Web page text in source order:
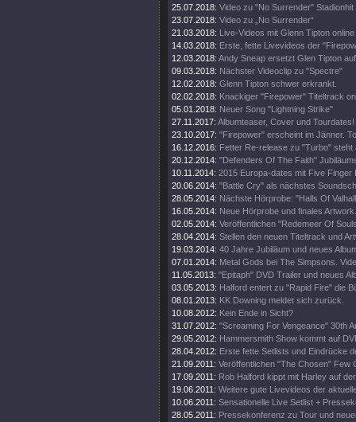
25.07.2018: Video zu "No Surrender" Stadionhit
23.07.2018: Video zu „No Surrender“
21.03.2018: Live-Videos mit Glenn Tipton online
14.03.2018: Erste, fette Livevideos der
12.03.2018: Andy Sneap ersetzt Glen Tipton
09.03.2018: Nächster Videoclip zu "Spectre"
12.02.2018: Glenn Tipton schwer erkrankt.
02.02.2018: Knackiger "Firepower" Titeltrack
05.01.2018: Neuer Song "Lightning Strike"
27.11.2017: Albumteaser, Cover und Tourdates!
23.10.2017: "Firepower" erscheint im Jänner.
16.12.2016: Fetter Re-release zu "Turbo" steht
20.12.2014: "Defenders Of The Faith"
10.11.2014: 2015 Europa-dates mit Five Finger
20.06.2014: "Battle Cry" als nächstes
28.05.2014: Nächste Hörprobe: "Halls Of
16.05.2014: Neue Hörprobe und finales Artwork.
02.05.2014: Veröffentlichen "Redemeer Of
28.04.2014: Stellen den neuen Titeltrack und
19.03.2014: 40 Jahre Jubiläum und neues
07.01.2014: Metal Gods bei The Simpsons.
11.05.2013: "Epitaph" DVD Trailer und neues
03.05.2013: Halford entert zu "Rapid Fire" die
08.01.2013: KK Downing meldet sich zurück.
10.08.2012: Kein Ende in Sicht?
31.07.2012: "Screaming For Vengeance" 30th
29.05.2012: Hammersmith Show kommt auf
28.04.2012: Erste fette Setlists und Eindrücke
21.09.2011: Veröffentlichen "The Chosen" Few
17.09.2011: Rob Halford kippt mit Harley auf
19.06.2011: Weitere gute Livevideos der
10.06.2011: Sensationelle Live Setlist +
28.05.2011: Pressekonferenz zu Tour und